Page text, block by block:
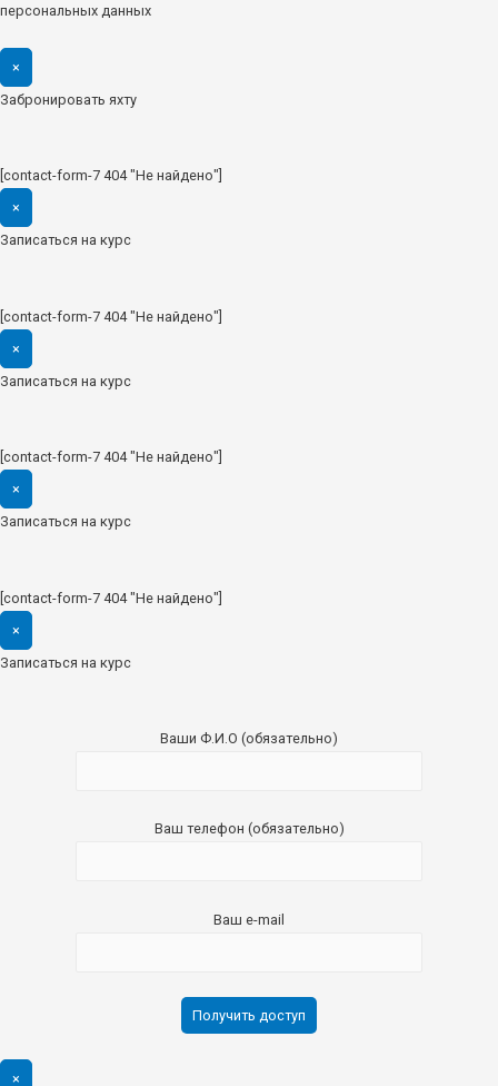
персональных данных
×
Забронировать яхту
[contact-form-7 404 "Не найдено"]
×
Записаться на курс
[contact-form-7 404 "Не найдено"]
×
Записаться на курс
[contact-form-7 404 "Не найдено"]
×
Записаться на курс
[contact-form-7 404 "Не найдено"]
×
Записаться на курс
Ваши Ф.И.О (обязательно)
Ваш телефон (обязательно)
Ваш e-mail
×